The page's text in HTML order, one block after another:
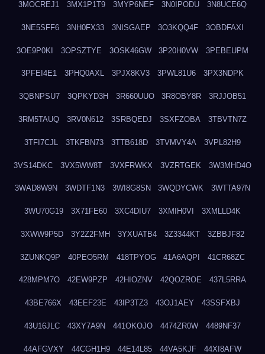
3MOCREJ1 3MX1P1T9 3MYP6NEF 3N0IPODU 3N8UCE6Q
3NE5SFF6 3NH0FX33 3NISGAEP 3O3KQQ4F 3OBDFAXI
3OE9P0KI 3OPSZTYE 3OSK46GW 3P20H0VW 3PEBEUPM
3PFEI4E1 3PHQ0AXL 3PJX8KV3 3PWL81U6 3PX3NDPK
3QBNPSU7 3QPKYD3H 3R660UUO 3R8OBY8R 3RJJOB51
3RM5TAUQ 3RV0N612 3SRBQEDJ 3SXFZOBA 3TBVTN7Z
3TFI7CJL 3TKFBN73 3TTB618D 3TVMVY4A 3VPL82H9
3VS14DKC 3VX5WW8T 3VXFRWKX 3VZRTGEK 3W3MHD4O
3WAD8W9N 3WDTF1N3 3WI8G8SN 3WQDYCWK 3WTTA97N
3WU70G19 3X71FE60 3XC4DIU7 3XMIH0VI 3XMLLD4K
3XWW9P5D 3Y2Z2FMH 3YXUATB4 3Z3344KT 3ZBBJF82
3ZUNKQ9P 40PEO5RM 418TPYOG 41A6AQPI 41CR68ZC
428MPM7O 42EW9PZP 42HIOZNV 42QOZROE 437L5RRA
43BE766X 43EEF23E 43IP3TZ3 43OJ1AEY 43SSFXBJ
43U16JLC 43XY7A9N 441OKOJO 4474ZR0W 4489NF37
44AFGVXY 44CGH1H9 44E14L85 44VA5KJF 44XI8AFW